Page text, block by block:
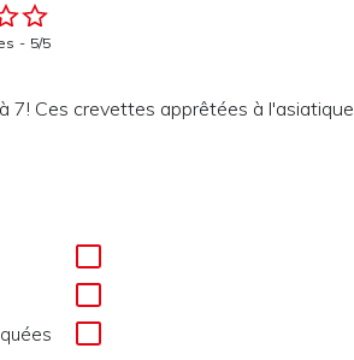
5/5
7! Ces crevettes apprêtées à l'asiatique